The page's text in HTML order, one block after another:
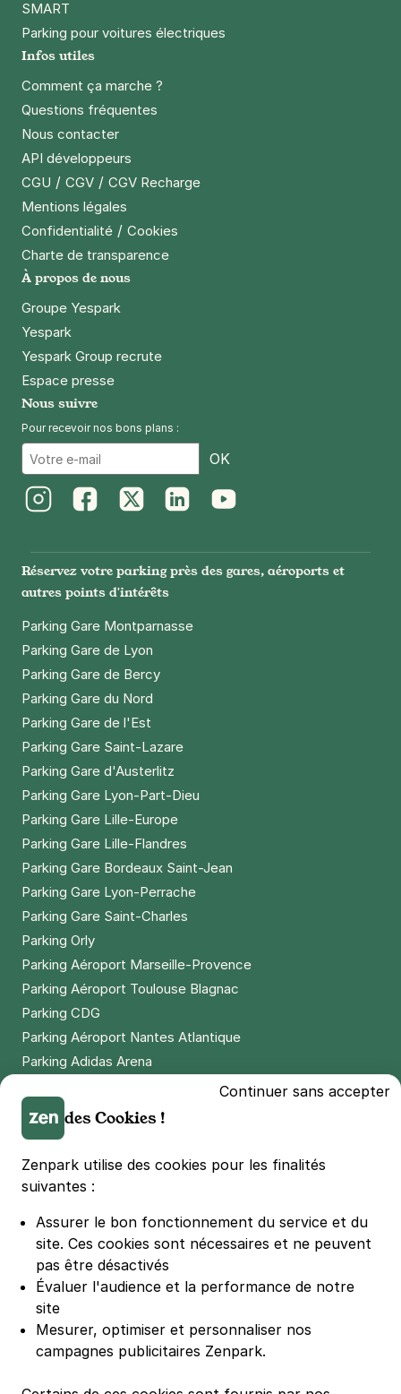
SMART
Parking pour voitures électriques
Infos utiles
Comment ça marche ?
Questions fréquentes
Nous contacter
API développeurs
CGU / CGV / CGV Recharge
Mentions légales
Confidentialité / Cookies
Charte de transparence
À propos de nous
Groupe Yespark
Yespark
Yespark Group recrute
Espace presse
Nous suivre
Pour recevoir nos bons plans :
OK
Réservez votre parking près des gares, aéroports et
autres points d'intérêts
Parking Gare Montparnasse
Parking Gare de Lyon
Parking Gare de Bercy
Parking Gare du Nord
Parking Gare de l'Est
Parking Gare Saint-Lazare
Parking Gare d'Austerlitz
Parking Gare Lyon-Part-Dieu
Parking Gare Lille-Europe
Parking Gare Lille-Flandres
Parking Gare Bordeaux Saint-Jean
Parking Gare Lyon-Perrache
Parking Gare Saint-Charles
Parking Orly
Parking Aéroport Marseille-Provence
Parking Aéroport Toulouse Blagnac
Parking CDG
Parking Aéroport Nantes Atlantique
Parking Adidas Arena
Parking LDLC Arena
Parking Stade Pierre Mauroy
Parking Groupama Stadium
Parking Vélodrome
Parking Bercy
Parking La Défense Arena
Parking Les 4 temps
Parking Nation
Parking Porte de Versailles
Parking Lille Grand Palais
Continuer sans accepter
des Cookies !
Zenpark utilise des cookies pour les finalités
suivantes :
Assurer le bon fonctionnement du service et du
site. Ces cookies sont nécessaires et ne peuvent
pas être désactivés
Évaluer l'audience et la performance de notre
site
Mesurer, optimiser et personnaliser nos
campagnes publicitaires Zenpark.